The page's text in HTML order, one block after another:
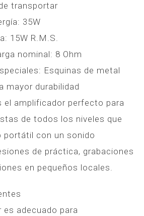
transportar
35W
15W R.M.S.
nominal: 8 Ohm
Esquinas de metal
mayor durabilidad
el amplificador perfecto para
de todos los niveles que
portátil con un sonido
de práctica, grabaciones
en pequeños locales.
adecuado para